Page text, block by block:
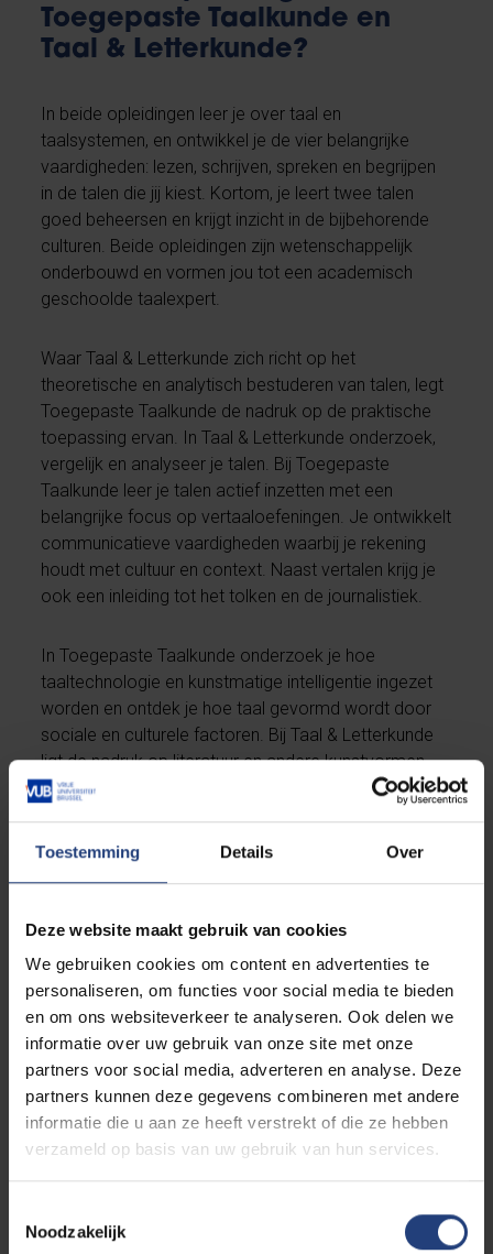
Toestemming Details Over
Deze website maakt gebruik van cookies
We gebruiken cookies om content en advertenties te
personaliseren, om functies voor social media te bieden
en om ons websiteverkeer te analyseren. Ook delen we
informatie over uw gebruik van onze site met onze
partners voor social media, adverteren en analyse. Deze
partners kunnen deze gegevens combineren met andere
informatie die u aan ze heeft verstrekt of die ze hebben
verzameld op basis van uw gebruik van hun services.
Noodzakelijk
Toegepaste Taalkunde en
Taal & Letterkunde?
In beide opleidingen leer je over taal en
taalsystemen, en ontwikkel je de vier belangrijke
vaardigheden: lezen, schrijven, spreken en begrijpen
in de talen die jij kiest. Kortom, je leert twee talen
goed beheersen en krijgt inzicht in de bijbehorende
culturen. Beide opleidingen zijn wetenschappelijk
onderbouwd en vormen jou tot een academisch
geschoolde taalexpert.
Waar Taal & Letterkunde zich richt op het
theoretische en analytisch bestuderen van talen, legt
Toegepaste Taalkunde de nadruk op de praktische
toepassing ervan. In Taal & Letterkunde onderzoek,
vergelijk en analyseer je talen. Bij Toegepaste
Taalkunde leer je talen actief inzetten met een
belangrijke focus op vertaaloefeningen. Je ontwikkelt
communicatieve vaardigheden waarbij je rekening
houdt met cultuur en context. Naast vertalen krijg je
ook een inleiding tot het tolken en de journalistiek.
In Toegepaste Taalkunde onderzoek je hoe
taaltechnologie en kunstmatige intelligentie ingezet
worden en ontdek je hoe taal gevormd wordt door
sociale en culturele factoren. Bij Taal & Letterkunde
ligt de nadruk op literatuur en andere kunstvormen
zoals film, theater en beeldende kunst, die de taal en
Hou je van lezen en literatuur? Kies dan Taal &
Letterkunde.
Wil je taal gebruiken voor professionele doeleinden?
Kies dan Toegepaste Taalkunde.
Wil je taal bestuderen als onderwerp op zich? Kies
dan Taal & Letterkunde.
Wil je bruggen bouwen tussen verschillende talen en
culturen? Kies dan Toegepaste Taalkunde.